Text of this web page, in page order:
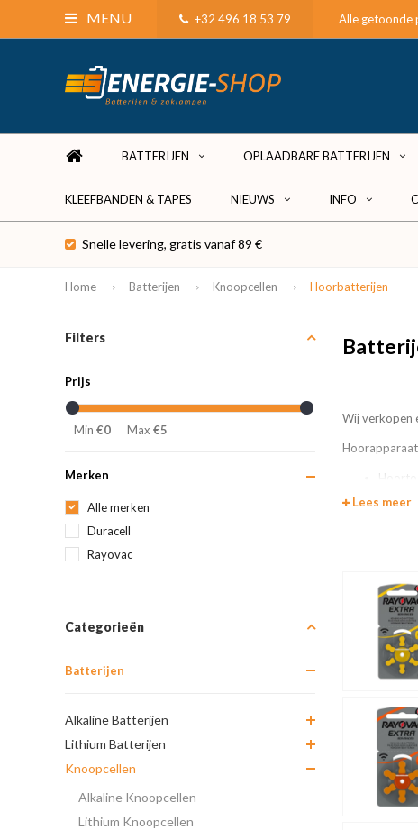
MENU +32 496 18 53 79 Alle getoonde
BATTERIJEN OPLAADBARE BATTERIJEN
KLEEFBANDEN & TAPES NIEUWS INFO
Snelle levering, gratis vanaf 89 €
Home Batterijen Knoopcellen Hoorbatterijen
Filters
Prijs
Min €0 Max €5
Merken
Alle merken
Duracell
Rayovac
Categorieën
Batterijen
Alkaline Batterijen
Lithium Batterijen
Knoopcellen
Alkaline Knoopcellen
Lithium Knoopcellen
Wij verkopen
Lees meer